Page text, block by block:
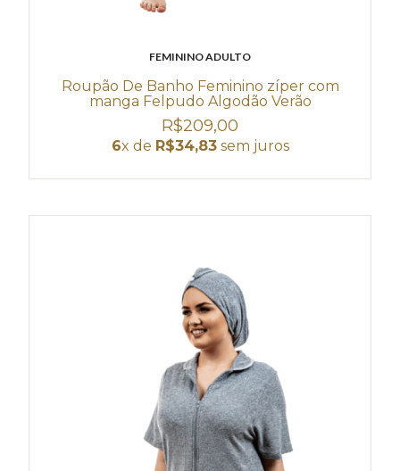
FEMININO ADULTO
Roupão De Banho Feminino zíper com
manga Felpudo Algodão Verão
R$209,00
6x de R$34,83sem juros